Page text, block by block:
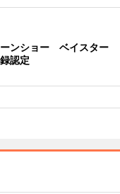
ンショー ベイスター
認定